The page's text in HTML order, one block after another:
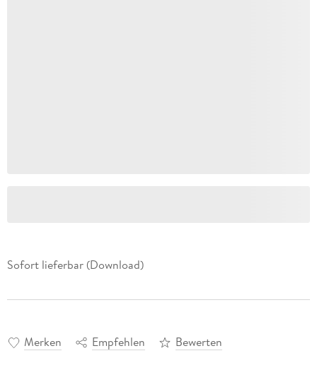
Sofort lieferbar (Download)
Merken Empfehlen Bewerten